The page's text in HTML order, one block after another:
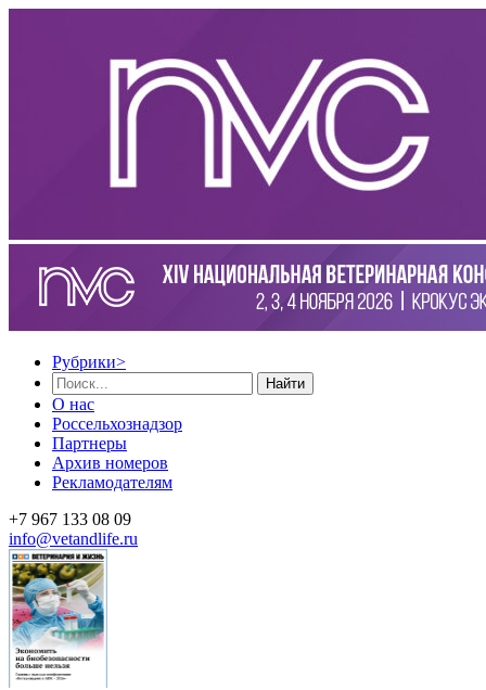
Рубрики>
Найти
О нас
Россельхознадзор
Партнеры
Архив номеров
Рекламодателям
+7 967 133 08 09
info@vetandlife.ru